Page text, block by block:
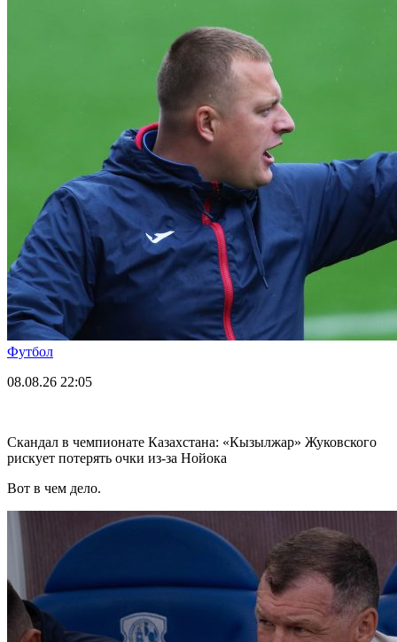
Футбол
08.08.26 22:05
Скандал в чемпионате Казахстана: «Кызылжар» Жуковского
рискует потерять очки из-за Нойока
Вот в чем дело.